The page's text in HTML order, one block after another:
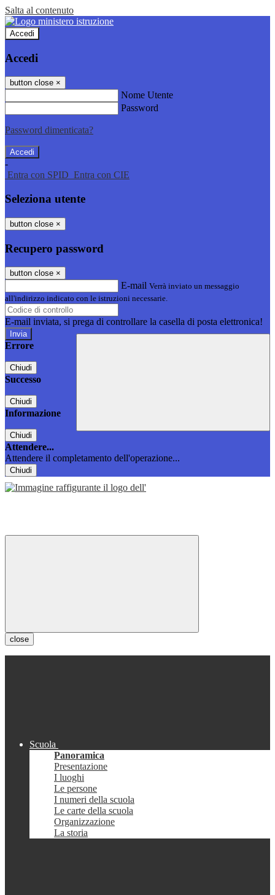
Salta al contenuto
Accedi
Accedi
button close ×
Nome Utente
Password
Password dimenticata?
-
Entra con SPID Entra con CIE
Seleziona utente
button close ×
Recupero password
button close ×
E-mail Verrà inviato un messaggio
all'indirizzo indicato con le istruzioni necessarie.
E-mail inviata, si prega di controllare la casella di posta elettronica!
Errore
Chiudi
Successo
Chiudi
Informazione
Chiudi
Attendere...
Attendere il completamento dell'operazione...
Chiudi
close
Scuola
Panoramica
Presentazione
I luoghi
Le persone
I numeri della scuola
Le carte della scuola
Organizzazione
La storia